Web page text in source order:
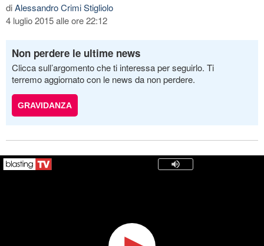
diAlessandro Crimi Stigliolo
4 luglio 2015 alle ore 22:12
Non perdere le ultime news
Clicca sull’argomento che ti interessa per seguirlo. Ti
terremo aggiornato con le news da non perdere.
GRAVIDANZA